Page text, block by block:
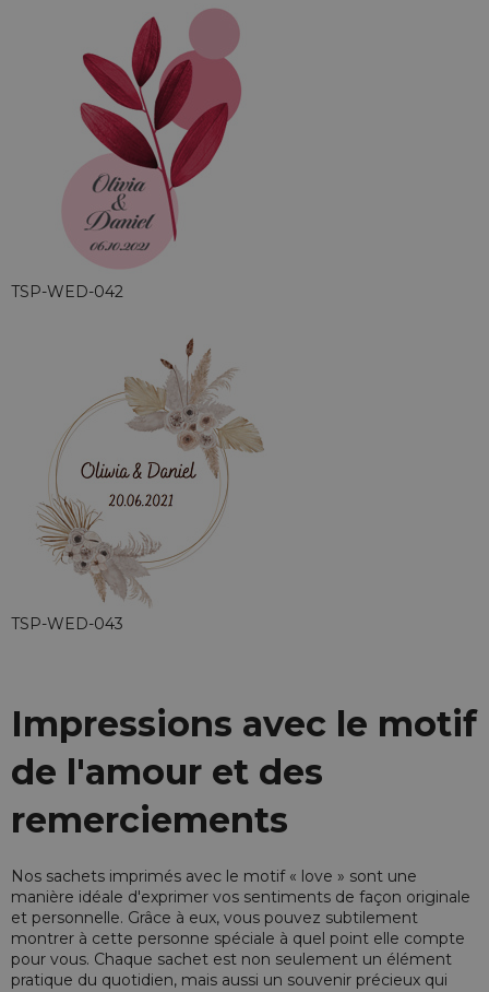
TSP-WED-042
TSP-WED-043
Impressions avec le motif
de l'amour et des
remerciements
Nos sachets imprimés avec le motif « love » sont une
manière idéale d'exprimer vos sentiments de façon originale
et personnelle. Grâce à eux, vous pouvez subtilement
montrer à cette personne spéciale à quel point elle compte
pour vous. Chaque sachet est non seulement un élément
pratique du quotidien, mais aussi un souvenir précieux qui